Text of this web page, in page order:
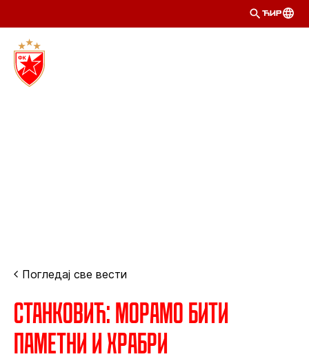
ЋИР
Погледај све вести
Станковић: Морамо бити
паметни и храбри